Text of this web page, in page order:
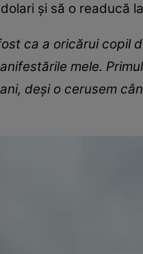
și să o readucă
ca a oricărui
mele.
deşi o cerusem